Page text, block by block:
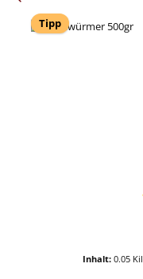
Tipp
Inhalt: 0.05